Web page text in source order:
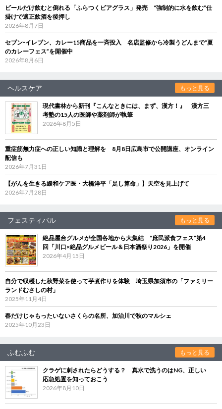
ビールだけ飲むと倒れる「ふらつくビアグラス」発売 “強制的に水を飲む”仕
掛けで適正飲酒を後押し
2026年8月7日
セブン‐イレブン、カレー15商品を一斉投入 名店監修から冷製うどんまで“夏
のカレーフェス”を開催中
2026年8月6日
ヘルスケア もっと見る
現代書林から新刊『こんなときには、まず、漢方！』 漢方三
考塾の15人の医師や薬剤師が執筆
2026年8月5日
重症筋無力症への正しい知識と理解を 8月8日広島市で公開講座、オンライン
配信も
2026年7月31日
【がんを生きる緩和ケア医・大橋洋平「足し算命」】天空を見上げて
2026年7月28日
フェスティバル もっと見る
絶品屋台グルメが全国各地から大集結 “庶民派食フェス”第4
回「川口×絶品グルメビール＆日本酒祭り2026」を開催
2026年4月15日
自分で収穫した秋野菜を使って芋煮作りを体験 埼玉県加須市の「ファミリー
ランドむさしの村」
2025年11月4日
春だけじゃもったいないさくらの名所、加治川で秋のマルシェ
2025年10月23日
ふむふむ もっと見る
クラゲに刺されたらどうする？ 真水で洗うのはNG、正しい
応急処置を知っておこう
2026年8月10日